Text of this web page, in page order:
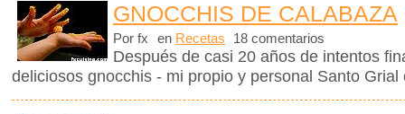
GNOCCHIS DE CALABAZA
Por fx en Recetas 18 comentarios
Después de casi 20 años de intentos
deliciosos gnocchis - mi propio y personal Santo Grial